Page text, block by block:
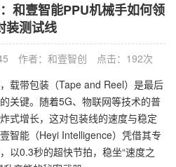
和壹智能PPU机械手如何领
装测试线
作者：和壹智创
点击：192次
载带包装（Tape and Reel）是最后
关键。随着5G、物联网等技术的普
式增长，这对包装线的速度与稳定
智能（Heyi Intelligence）凭借其专
以0.3秒的超快节拍，稳坐“速度之